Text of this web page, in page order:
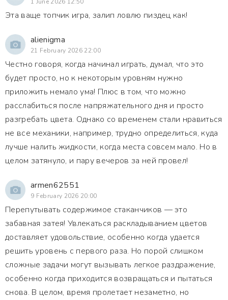
Эта ваще топчик игра, залип ловлю пиздец как!
alienigma
21 February 2026 22:00
Честно говоря, когда начинал играть, думал, что это
будет просто, но к некоторым уровням нужно
приложить немало ума! Плюс в том, что можно
расслабиться после напряжательного дня и просто
разгребать цвета. Однако со временем стали нравиться
не все механики, например, трудно определиться, куда
лучше налить жидкости, когда места совсем мало. Но в
целом затянуло, и пару вечеров за ней провел!
armen62551
9 February 2026 20:00
Перепутывать содержимое стаканчиков — это
забавная затея! Увлекаться раскладыванием цветов
доставляет удовольствие, особенно когда удается
решить уровень с первого раза. Но порой слишком
сложные задачи могут вызывать легкое раздражение,
особенно когда приходится возвращаться и пытаться
снова. В целом, время пролетает незаметно, но